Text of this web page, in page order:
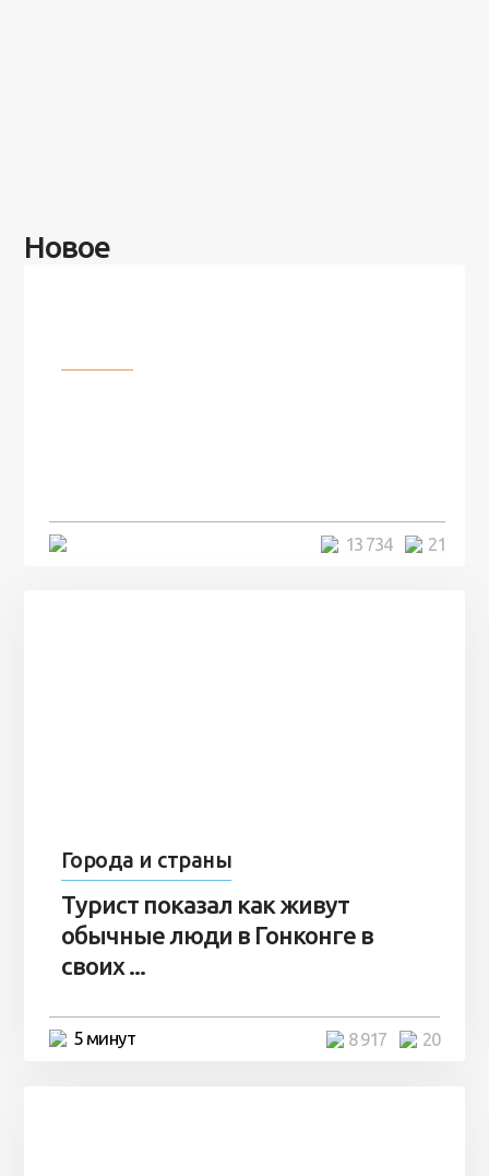
Новое
21
13 734
Города и страны
Турист показал как живут
обычные люди в Гонконге в
своих ...
5 минут 20
8 917